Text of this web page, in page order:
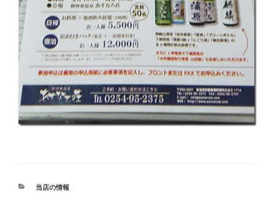
カ
当店の情報